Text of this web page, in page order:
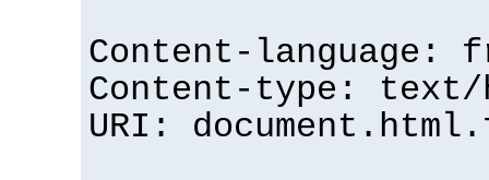
Content-language:
Content-type: text/
URI: